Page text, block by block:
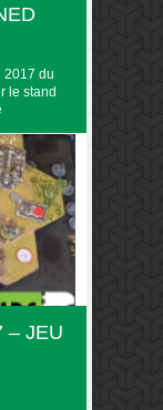
2017 du
le stand
– JEU